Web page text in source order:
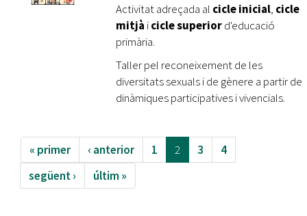
Activitat adreçada al cicle inicial, cicle
mitjà icicle superiord'educació
primària.
Taller pel reconeixement de les
diversitats sexuals i de gènere a partir de
dinàmiques participatives i vivencials.
« primer ‹ anterior 1 2 3
4
següent ›
últim »